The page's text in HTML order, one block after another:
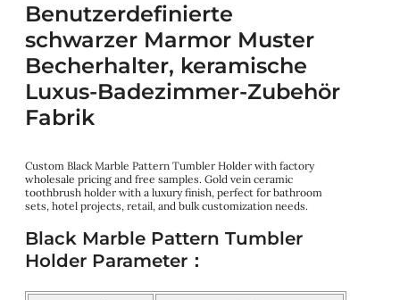
Benutzerdefinierte
schwarzer Marmor Muster
Becherhalter, keramische
Luxus-Badezimmer-Zubehör
Fabrik
Custom Black Marble Pattern Tumbler Holder with factory
wholesale pricing and free samples. Gold vein ceramic
toothbrush holder with a luxury finish, perfect for bathroom
sets, hotel projects, retail, and bulk customization needs.
Black Marble Pattern Tumbler
Holder Parameter：